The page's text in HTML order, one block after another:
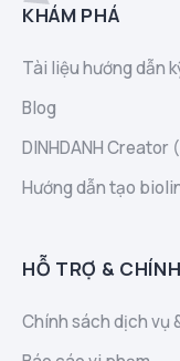
KHÁM PHÁ
Tài liệu hướng dẫn
Blog
DINHDANH Creator
Hướng dẫn tạo
HỖ TRỢ &
Chính sách dịch vụ